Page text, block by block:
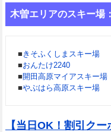
木曽エリアのスキー場
■ きそふくしまスキー場
■おんたけ2240
■開田高原マイアスキー場
■やぶはら高原スキー場
【当日OK！割引ク